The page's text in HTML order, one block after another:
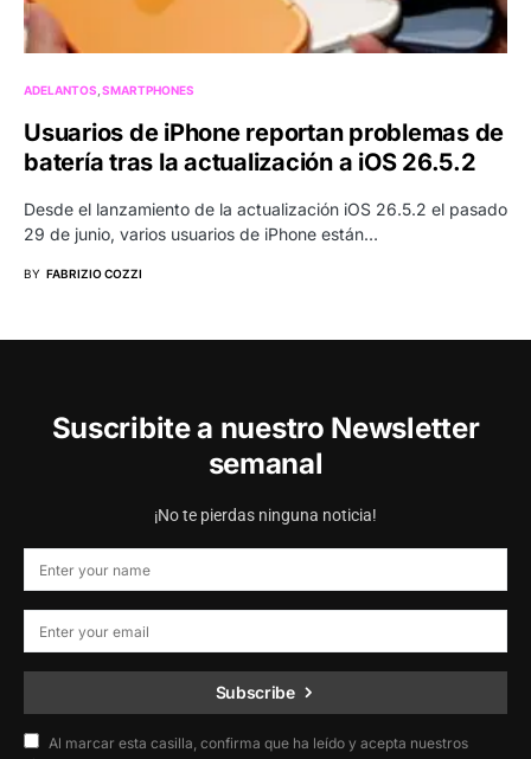
ADELANTOS SMARTPHONES
Usuarios de iPhone reportan problemas de
batería tras la actualización a iOS 26.5.2
Desde el lanzamiento de la actualización iOS 26.5.2 el pasado
29 de junio, varios usuarios de iPhone están…
BY FABRIZIO COZZI
Suscribite a nuestro Newsletter
semanal
¡No te pierdas ninguna noticia!
Subscribe
Al marcar esta casilla, confirma que ha leído y acepta nuestros